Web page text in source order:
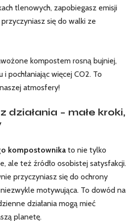
tlenowych, zapobiegasz emisji
się do walki ze
kompostem rosną bujniej,
pochłaniając więcej CO2. To
atmosfery!
działania – małe kroki,
kompostownika to nie tylko
ale też źródło osobistej satysfakcji.
przyczyniasz się do ochrony
motywująca. To dowód na
działania mogą mieć
planetę.